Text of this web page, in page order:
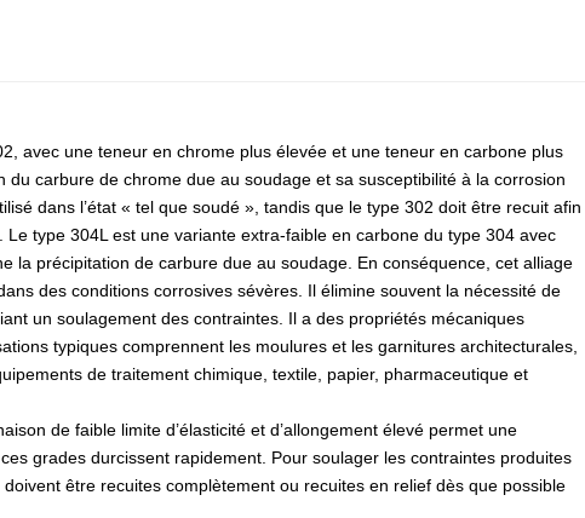
4. Inventaire suffisant, livraison rapide
5. longue validité du prix
6.Équipe de support après-vente professionnelle et parfaite
avec une teneur en chrome plus élevée et une teneur en carbone plus
carbure de chrome due au soudage et sa susceptibilité à la corrosion
dans l’état « tel que soudé », tandis que le type 302 doit être recuit afin
type 304L est une variante extra-faible en carbone du type 304 avec
la précipitation de carbure due au soudage. En conséquence, cet alliage
des conditions corrosives sévères. Il élimine souvent la nécessité de
un soulagement des contraintes. Il a des propriétés mécaniques
typiques comprennent les moulures et les garnitures architecturales,
de traitement chimique, textile, papier, pharmaceutique et
de faible limite d’élasticité et d’allongement élevé permet une
grades durcissent rapidement. Pour soulager les contraintes produites
être recuites complètement ou recuites en relief dès que possible